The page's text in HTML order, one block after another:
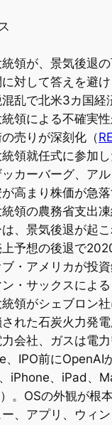
統領が、景気後退
対して答えを避
乱で北米3カ国経
統領による不確実
売りが深刻化（
統領就任式に参加
カーバーグ、ア
高まり株価が急
統領の農務省支出
は、景気後退が起
予想の後退で
・アメリカが投
・サックスによ
統領がシェブロン
れた石炭火力発
会社、ガスは電
、IPO前にOpenAI
iPhone、iPad、
）。OSの外観が
、アプリ、ウィ